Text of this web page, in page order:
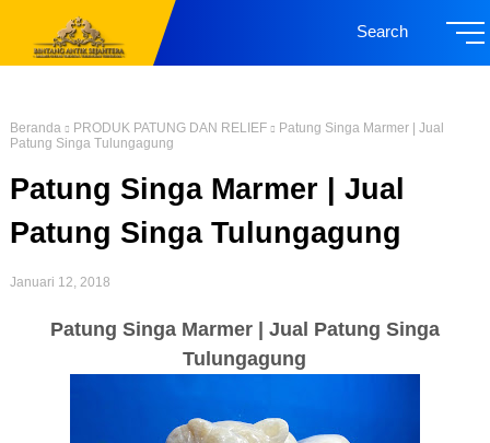
Search
Beranda PRODUK PATUNG DAN RELIEF
Patung Singa Marmer | Jual
Patung Singa Tulungagung
Patung Singa Marmer | Jual
Patung Singa Tulungagung
Januari 12, 2018
Patung Singa Marmer | Jual Patung Singa
Tulungagung